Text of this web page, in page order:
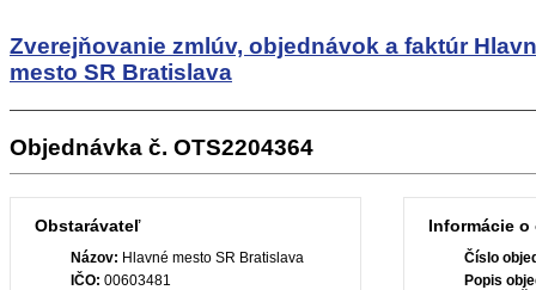
Zverejňovanie zmlúv, objednávok a faktúr
mesto SR Bratislava
Objednávka č. OTS2204364
Obstarávateľ
Názov: Hlavné mesto SR Bratislava
IČO: 00603481
Informácie
Číslo
Popis